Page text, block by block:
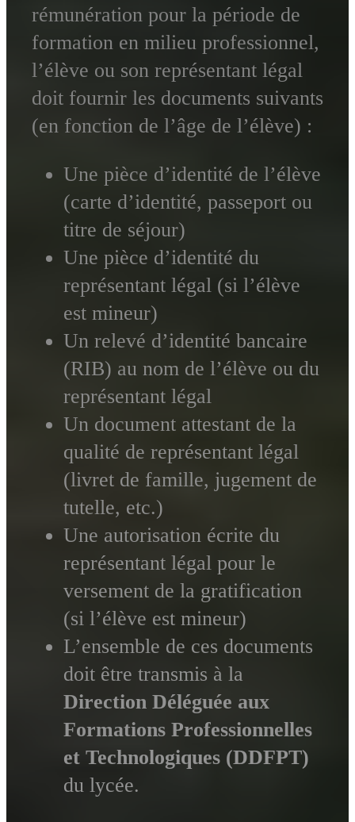
rémunération pour la période de
formation en milieu professionnel,
l’élève ou son représentant légal
doit fournir les documents suivants
(en fonction de l’âge de l’élève) :
Une pièce d’identité de l’élève
(carte d’identité, passeport ou
titre de séjour)
Une pièce d’identité du
représentant légal (si l’élève
est mineur)
Un relevé d’identité bancaire
(RIB) au nom de l’élève ou du
représentant légal
Un document attestant de la
qualité de représentant légal
(livret de famille, jugement de
tutelle, etc.)
Une autorisation écrite du
représentant légal pour le
versement de la gratification
(si l’élève est mineur)
L’ensemble de ces documents
doit être transmis à la
Direction Déléguée aux
Formations Professionnelles
et Technologiques (DDFPT)
du lycée.